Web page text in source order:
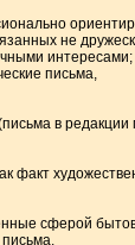
не
интересами;
письма,
в редакции
факт
сферой